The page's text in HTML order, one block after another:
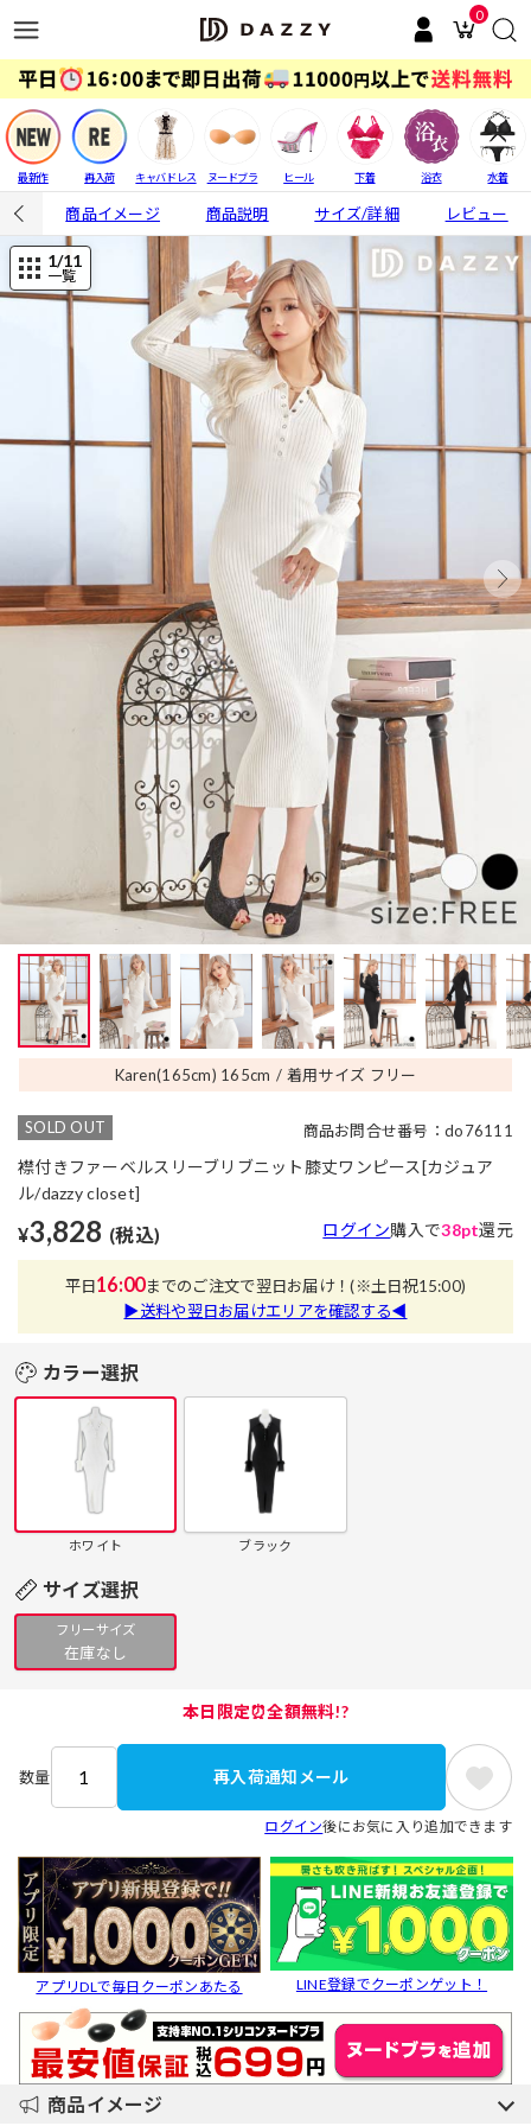
0
最新作 再入荷 キャバドレス ヌードブラ ヒール 下着 浴衣 水着
商品イメージ 商品説明 サイズ/詳細 レビュー
1/11
一覧
Karen(165cm) 165cm 着用サイズ フリー
SOLD OUT 商品お問合せ番号：do76111
襟付きファーベルスリーブリブニット膝丈ワンピース[カジュア
ル/dazzy closet]
¥3,828 (税込) ログイン購入で38pt還元
平日16:00までのご注文で翌日お届け！(※土日祝15:00)
▶送料や翌日お届けエリアを確認する◀
カラー選択
ホワイト ブラック
サイズ選択
フリーサイズ
在庫なし
本日限定⏰全額無料!?
数量 再入荷通知メール
ログイン後にお気に入り追加できます
アプリDLで毎日クーポンあたる LINE登録でクーポンゲット！
商品イメージ